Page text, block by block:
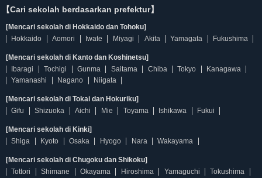
【Cari sekolah berdasarkan prefektur】
[Mencari sekolah di Hokkaido dan Tohoku]
Hokkaido
Aomori Iwate Miyagi Akita Yamagata Fukushima
[Mencari sekolah di Kanto dan Koshinetsu]
Ibaragi
Tochigi Gunma Saitama Chiba Tokyo
Kanagawa
Yamanashi
Nagano Niigata
[Mencari sekolah di Tokai dan Hokuriku]
Gifu
Shizuoka Aichi Mie Toyama Ishikawa Fukui
[Mencari sekolah di Kinki]
Shiga
Kyoto Osaka Hyogo Nara Wakayama
[Mencari sekolah di Chugoku dan Shikoku]
Tottori
Shimane Okayama Hiroshima Yamaguchi
Tokushima